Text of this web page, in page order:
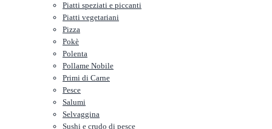
Piatti speziati e piccanti
Piatti vegetariani
Pizza
Pokè
Polenta
Pollame Nobile
Primi di Carne
Pesce
Salumi
Selvaggina
Sushi e crudo di pesce